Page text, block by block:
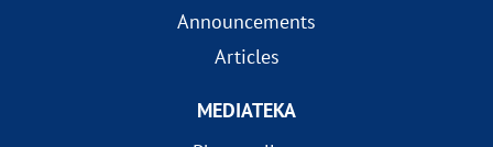
Announcements
Articles
MEDIATEKA